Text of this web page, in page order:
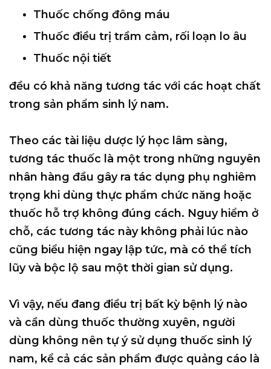
Thuốc chống đông máu
Thuốc điều trị trầm cảm, rối loạn lo âu
Thuốc nội tiết
đều có khả năng tương tác với các hoạt chất
trong sản phẩm sinh lý nam.
Theo các tài liệu dược lý học lâm sàng,
tương tác thuốc là một trong những nguyên
nhân hàng đầu gây ra tác dụng phụ nghiêm
trọng khi dùng thực phẩm chức năng hoặc
thuốc hỗ trợ không đúng cách. Nguy hiểm ở
chỗ, các tương tác này không phải lúc nào
cũng biểu hiện ngay lập tức, mà có thể tích
lũy và bộc lộ sau một thời gian sử dụng.
Vì vậy, nếu đang điều trị bất kỳ bệnh lý nào
và cần dùng thuốc thường xuyên, người
dùng không nên tự ý sử dụng thuốc sinh lý
nam, kể cả các sản phẩm được quảng cáo là